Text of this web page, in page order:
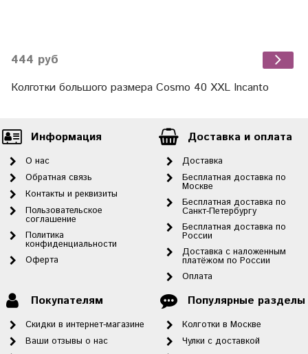
444 руб
Колготки большого размера Cosmo 40 XXL Incanto
Информация
О нас
Обратная связь
Контакты и реквизиты
Пользовательское
соглашение
Политика
конфиденциальности
Оферта
Доставка и оплата
Доставка
Бесплатная доставка по
Москве
Бесплатная доставка по
Санкт-Петербургу
Бесплатная доставка по
России
Доставка с наложенным
платёжом по России
Оплата
Покупателям
Скидки в интернет-магазине
Ваши отзывы о нас
Популярные разделы
Колготки в Москве
Чулки с доставкой